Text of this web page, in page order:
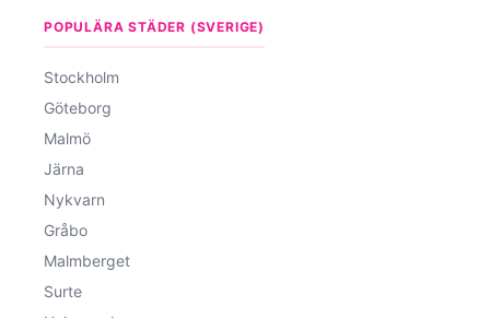
POPULÄRA STÄDER (SVERIGE)
Stockholm
Göteborg
Malmö
Järna
Nykvarn
Gråbo
Malmberget
Surte